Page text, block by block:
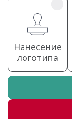
Нанесение
логотипа